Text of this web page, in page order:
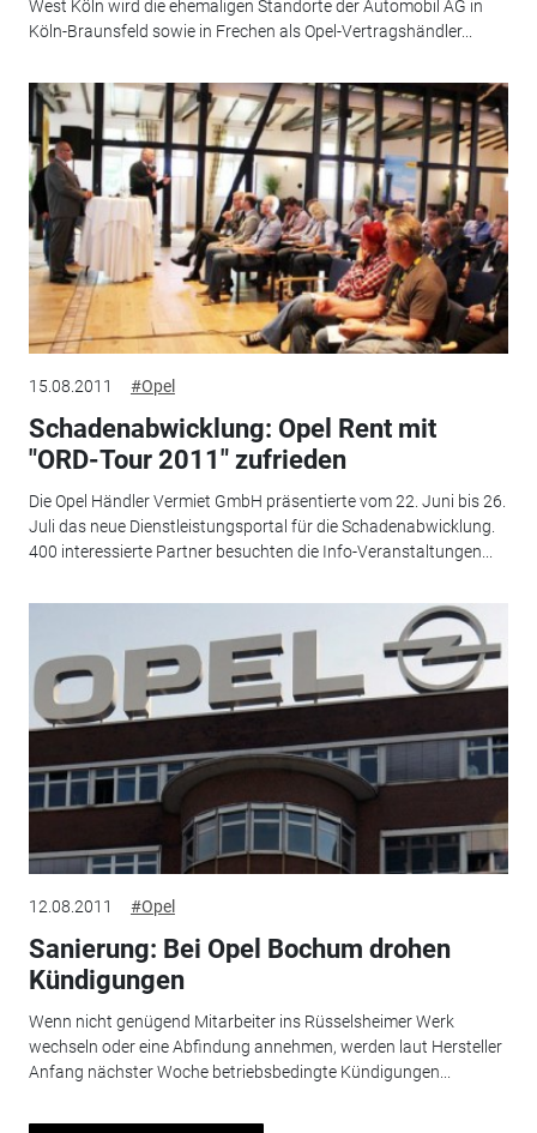
West Köln wird die ehemaligen Standorte der Automobil AG in
Köln-Braunsfeld sowie in Frechen als Opel-Vertragshändler...
15.08.2011 #Opel
Schadenabwicklung: Opel Rent mit
"ORD-Tour 2011" zufrieden
Die Opel Händler Vermiet GmbH präsentierte vom 22. Juni bis 26.
Juli das neue Dienstleistungsportal für die Schadenabwicklung.
400 interessierte Partner besuchten die Info-Veranstaltungen...
12.08.2011 #Opel
Sanierung: Bei Opel Bochum drohen
Kündigungen
Wenn nicht genügend Mitarbeiter ins Rüsselsheimer Werk
wechseln oder eine Abfindung annehmen, werden laut Hersteller
Anfang nächster Woche betriebsbedingte Kündigungen...